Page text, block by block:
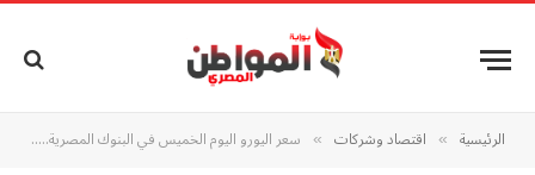
الرئيسية » اقتصاد وشركات » سعر اليورو اليوم الخميس في البنوك المصرية.. تحديث مباشر لسوق الصرف